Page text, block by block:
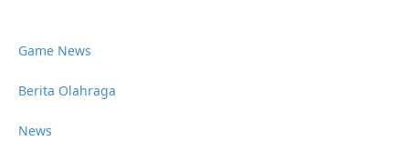
Game News
Berita Olahraga
News